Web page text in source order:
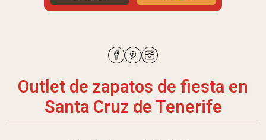
Outlet de zapatos de fiesta en
Santa Cruz de Tenerife